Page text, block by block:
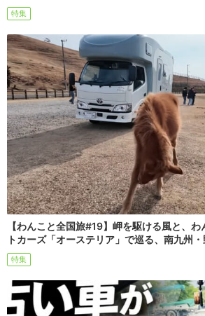
特集
【わんこと全国旅#19】岬を駆ける風と、
トカーズ「オーステリア」で巡る、南九州
特集